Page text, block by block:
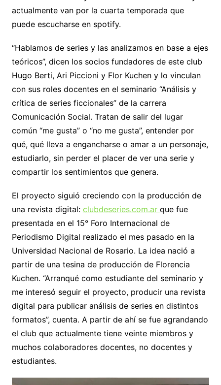
actualmente van por la cuarta temporada que
puede escucharse en spotify.
“Hablamos de series y las analizamos en base a ejes
teóricos”, dicen los socios fundadores de este club
Hugo Berti, Ari Piccioni y Flor Kuchen y lo vinculan
con sus roles docentes en el seminario “Análisis y
crítica de series ficcionales” de la carrera
Comunicación Social. Tratan de salir del lugar
común “me gusta” o “no me gusta”, entender por
qué, qué lleva a engancharse o amar a un personaje,
estudiarlo, sin perder el placer de ver una serie y
compartir los sentimientos que genera.
El proyecto siguió creciendo con la producción de
una revista digital: clubdeseries.com.ar que fue
presentada en el 15° Foro Internacional de
Periodismo Digital realizado el mes pasado en la
Universidad Nacional de Rosario. La idea nació a
partir de una tesina de producción de Florencia
Kuchen. “Arranqué como estudiante del seminario y
me interesó seguir el proyecto, producir una revista
digital para publicar análisis de series en distintos
formatos”, cuenta. A partir de ahí se fue agrandando
el club que actualmente tiene veinte miembros y
muchos colaboradores docentes, no docentes y
estudiantes.